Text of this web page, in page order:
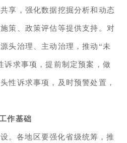
享，强化数据挖掘分析和动态
策、政策评估等提供支持。对
头治理、主动治理，推动“未
诉求事项，提前制定预案，做
性诉求事项，及时预警处置，
作基础
。各地区要强化省级统筹，推